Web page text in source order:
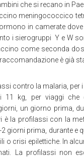
che si recano in
meningococcico
in camerate
i sierogruppi Y e W
come seconda
è già
contro la malaria, per i
11 kg, per viaggi
un giorno prima,
la profilassi con la
giorni prima, durante e
crisi epilettiche. In
La profilassi non